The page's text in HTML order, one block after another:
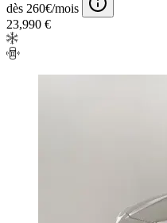
dès 260€/mois
23,990 €